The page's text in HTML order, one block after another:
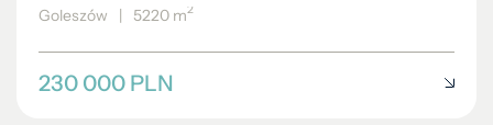
Goleszów | 5220 m2
230 000 PLN